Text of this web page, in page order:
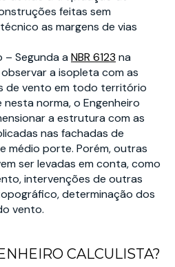
feitas sem
as margens de vias
Segunda a NBR 6123 na
a isopleta com as
de vento em todo território
nesta norma, o Engenheiro
a estrutura com as
nas fachadas de
médio porte. Porém, outras
ser levadas em conta, como
intervenções de outras
determinação dos
vento.
CALCULISTA?